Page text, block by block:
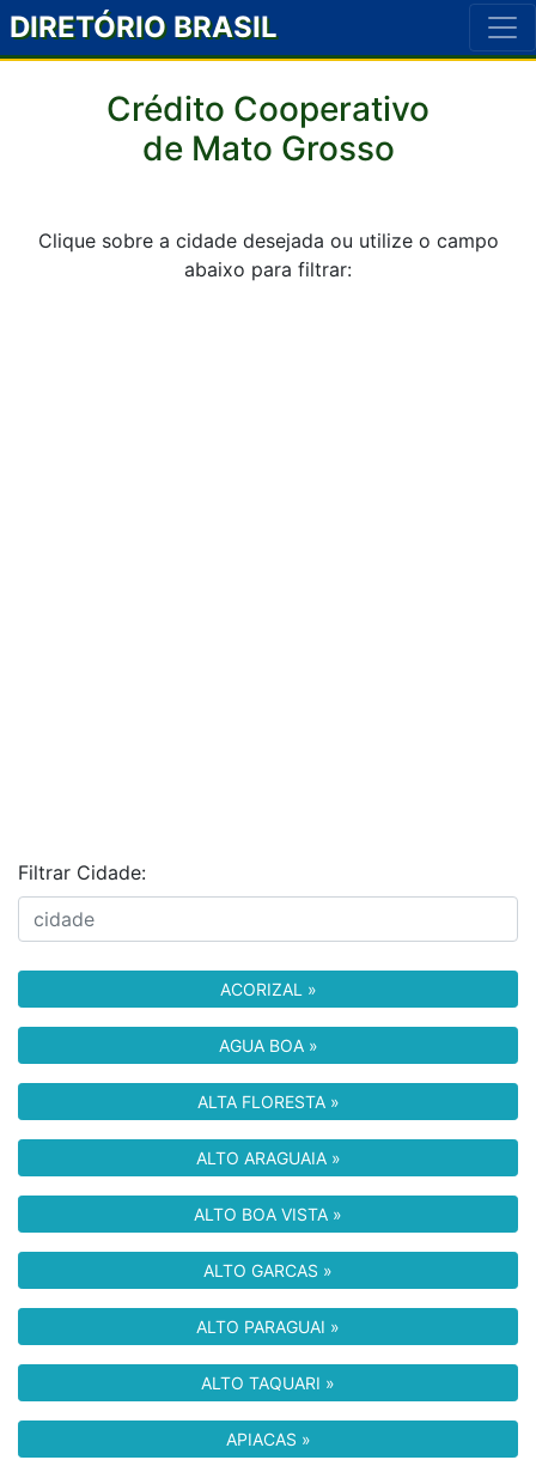
DIRETÓRIO BRASIL
Crédito Cooperativo
de Mato Grosso
Clique sobre a cidade desejada ou utilize o campo
abaixo para filtrar:
Filtrar Cidade:
ACORIZAL »
AGUA BOA »
ALTA FLORESTA »
ALTO ARAGUAIA »
ALTO BOA VISTA »
ALTO GARCAS »
ALTO PARAGUAI »
ALTO TAQUARI »
APIACAS »